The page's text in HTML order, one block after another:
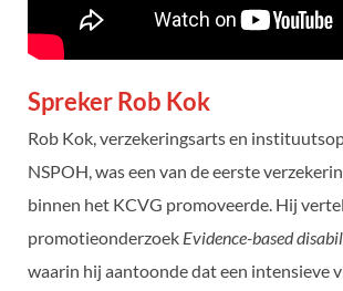
Spreker Rob Kok
Rob Kok, verzekeringsarts en
NSPOH, was een van de eerste
binnen het KCVG promoveerde. Hij
promotieonderzoek Evidence-based
waarin hij aantoonde dat een intensieve